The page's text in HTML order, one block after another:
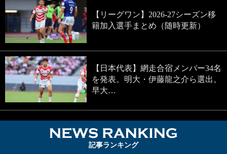
【リーグワン】2026-27シーズン移
籍加入選手まとめ（随時更新）
【日本代表】網走合宿メンバー34名
を発表。明大・伊藤龍之介ら選出。
早大…
記事ランキング